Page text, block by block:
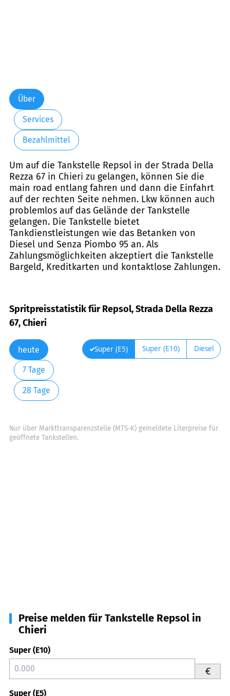
Über
Services
Bezahlmittel
Um auf die Tankstelle Repsol in der Strada Della
Rezza 67 in Chieri zu gelangen, können Sie die
main road entlang fahren und dann die Einfahrt
auf der rechten Seite nehmen. Lkw können auch
problemlos auf das Gelände der Tankstelle
gelangen. Die Tankstelle bietet
Tankdienstleistungen wie das Betanken von
Diesel und Senza Piombo 95 an. Als
Zahlungsmöglichkeiten akzeptiert die Tankstelle
Bargeld, Kreditkarten und kontaktlose Zahlungen.
Spritpreisstatistik für Repsol, Strada Della Rezza
67, Chieri
heute
7 Tage
28 Tage
Super (E5) Super (E10) Diesel
Nur über Markttransparenzstelle (MTS-K) gemeldete Literpreise für
geöffnete Tankstellen.
Preise melden für Tankstelle Repsol in
Chieri
Super (E10)
€
Super (E5)